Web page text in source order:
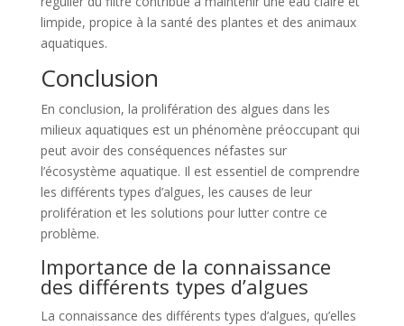
limpide, propice à la santé des plantes et des animaux
aquatiques.
Conclusion
En conclusion, la prolifération des algues dans les
milieux aquatiques est un phénomène préoccupant qui
peut avoir des conséquences néfastes sur
l’écosystème aquatique. Il est essentiel de comprendre
les différents types d’algues, les causes de leur
prolifération et les solutions pour lutter contre ce
problème.
Importance de la connaissance
des différents types d’algues
La connaissance des différents types d’algues, qu’elles